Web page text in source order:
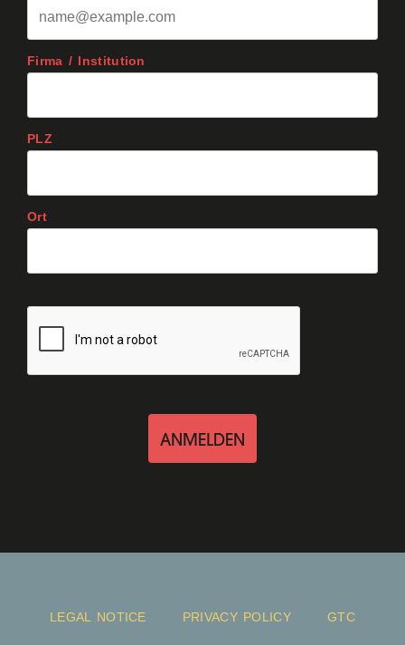
Firma / Institution
PLZ
Ort
ANMELDEN
LEGAL NOTICE PRIVACY POLICY GTC